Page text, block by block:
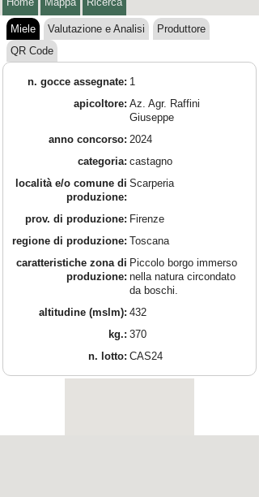
Miele Valutazione e Analisi
Produttore
QR Code
n. gocce assegnate: 1
apicoltore: Az. Agr. Raffini
Giuseppe
anno concorso: 2024
categoria: castagno
località e/o comune di
produzione:
Scarperia
prov. di produzione: Firenze
regione di produzione: Toscana
caratteristiche zona di
produzione:
Piccolo borgo immerso
nella natura circondato
da boschi.
altitudine (mslm): 432
kg.: 370
n. lotto: CAS24